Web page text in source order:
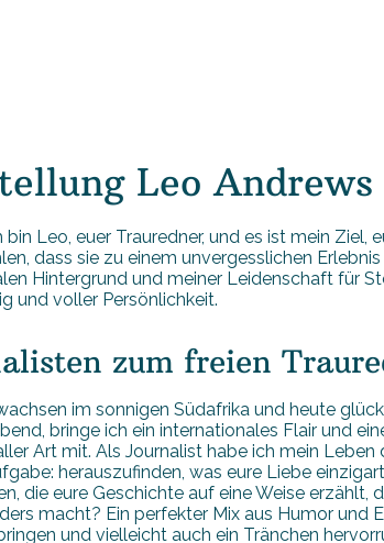
Leo
bin Leo, euer Trauredner, und es ist mein Ziel,
dass sie zu einem unvergesslichen
Hintergrund und meiner Leidenschaft für
und voller Persönlichkeit.
zum freien
im sonnigen Südafrika und heute
bringe ich ein internationales Flair und
Art mit. Als Journalist habe ich mein
herauszufinden, was eure Liebe
die eure Geschichte auf eine Weise erzählt,
macht? Ein perfekter Mix aus Humor und
und vielleicht auch ein Tränchen